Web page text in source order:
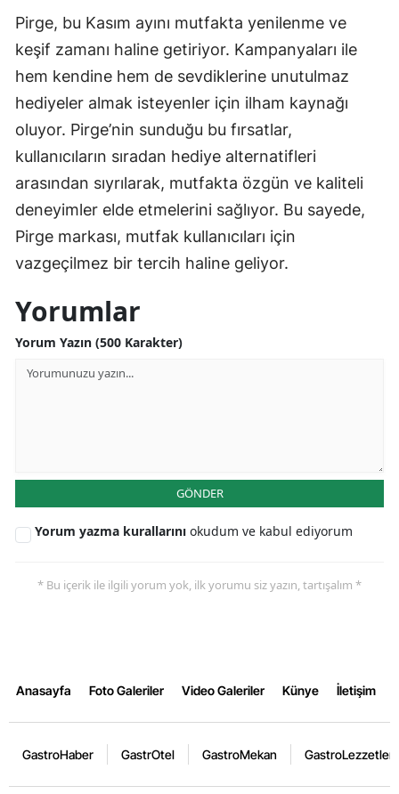
Pirge, bu Kasım ayını mutfakta yenilenme ve
keşif zamanı haline getiriyor. Kampanyaları ile
hem kendine hem de sevdiklerine unutulmaz
hediyeler almak isteyenler için ilham kaynağı
oluyor. Pirge’nin sunduğu bu fırsatlar,
kullanıcıların sıradan hediye alternatifleri
arasından sıyrılarak, mutfakta özgün ve kaliteli
deneyimler elde etmelerini sağlıyor. Bu sayede,
Pirge markası, mutfak kullanıcıları için
vazgeçilmez bir tercih haline geliyor.
Yorumlar
Yorum Yazın (500 Karakter)
GÖNDER
Yorum yazma kurallarını okudum ve kabul ediyorum
* Bu içerik ile ilgili yorum yok, ilk yorumu siz yazın, tartışalım *
Anasayfa Foto Galeriler Video Galeriler Künye İletişim
GastroHaber GastrOtel GastroMekan GastroLezzetler